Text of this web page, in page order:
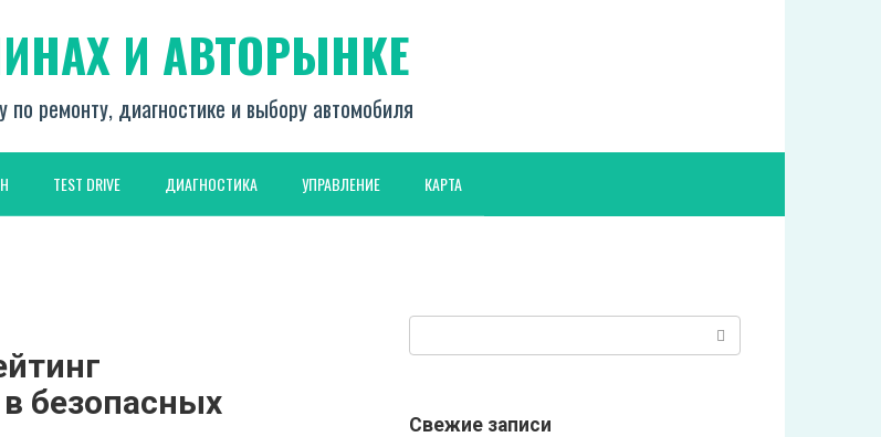
И АВТОРЫНКЕ
по ремонту, диагностике и выбору автомобиля
TEST DRIVE ДИАГНОСТИКА УПРАВЛЕНИЕ КАРТА
безопасных
Свежие записи